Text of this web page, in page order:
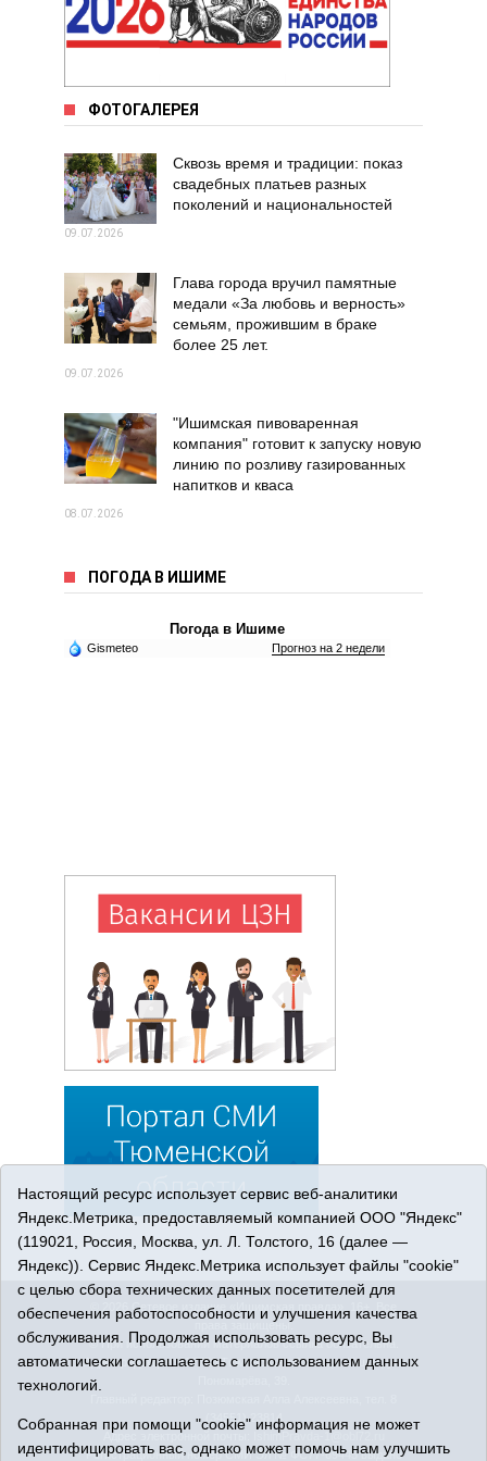
ФОТОГАЛЕРЕЯ
Сквозь время и традиции: показ
свадебных платьев разных
поколений и национальностей
09.07.2026
Глава города вручил памятные
медали «За любовь и верность»
семьям, прожившим в браке
более 25 лет.
09.07.2026
"Ишимская пивоваренная
компания" готовит к запуску новую
линию по розливу газированных
напитков и кваса
08.07.2026
ПОГОДА В ИШИМЕ
Погода в Ишиме
Gismeteo Прогноз на 2 недели
© 2026 Сетевое издание «Ишимская правда». 16+. Все
права защищены.
© При использовании материалов ссылка обязательна.
Адрес редакции: 627750 Тюменская область, г. Ишим, ул.
(34551) 23814
Адрес электронной почты:
IshimPravda-1@obl72.ru
Регистрационный номер СМИ Эл № ФС77-69445 выдано
Настоящий ресурс использует сервис веб-аналитики
Яндекс.Метрика, предоставляемый компанией ООО "Яндекс"
(119021, Россия, Москва, ул. Л. Толстого, 16 (далее —
Яндекс)). Сервис Яндекс.Метрика использует файлы "cookie"
с целью сбора технических данных посетителей для
обеспечения работоспособности и улучшения качества
обслуживания. Продолжая использовать ресурс, Вы
автоматически соглашаетесь с использованием данных
технологий.
Собранная при помощи "cookie" информация не может
идентифицировать вас, однако может помочь нам улучшить